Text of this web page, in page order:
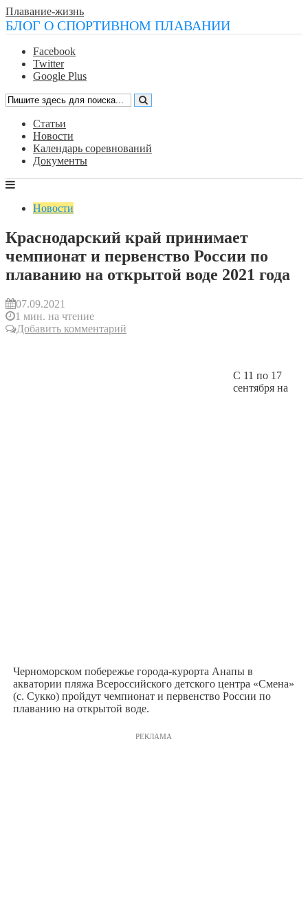
Плавание-жизнь
БЛОГ О СПОРТИВНОМ ПЛАВАНИИ
Facebook
Twitter
Google Plus
Статьи
Новости
Календарь соревнований
Документы
Новости
Краснодарский край принимает
чемпионат и первенство России по
плаванию на открытой воде 2021 года
07.09.2021
1 мин. на чтение
Добавить комментарий
С 11 по 17
сентября на
Черноморском побережье города-курорта Анапы в
акватории пляжа Всероссийского детского центра «Смена»
(c. Сукко) пройдут чемпионат и первенство России по
плаванию на открытой воде.
РЕКЛАМА